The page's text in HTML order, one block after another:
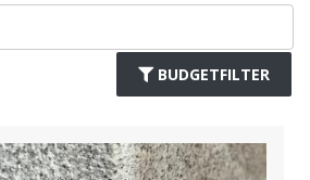
BUDGETFILTER